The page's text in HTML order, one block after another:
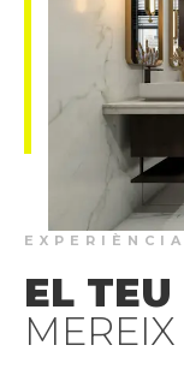
EL TEU
MEREIX